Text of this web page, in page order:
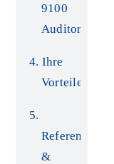
9100
Auditor
Ihre
Vorteile
Referenzen
&